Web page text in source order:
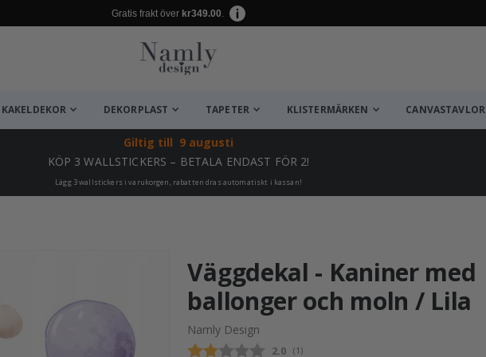
Gratis frakt över kr349.00.
KAKELDEKOR DEKORPLAST TAPETER KLISTERMÄRKEN CANVASTAVLOR
Giltig till 9 augusti
KÖP 3 WALLSTICKERS – BETALA ENDAST FÖR 2!
Lägg 3 wallstickers i varukorgen, rabatten dras automatiskt i kassan!
Väggdekal - Kaniner med
ballonger och moln / Lila
Namly Design
Snittbetyg:
2.0 (röster:
1 )